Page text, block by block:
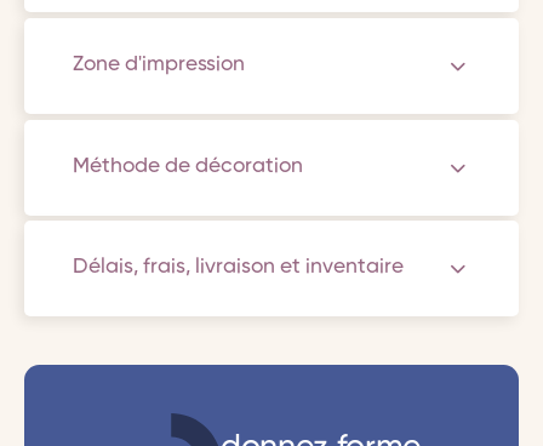
Zone d'impression
Méthode de décoration
Délais, frais, livraison et inventaire